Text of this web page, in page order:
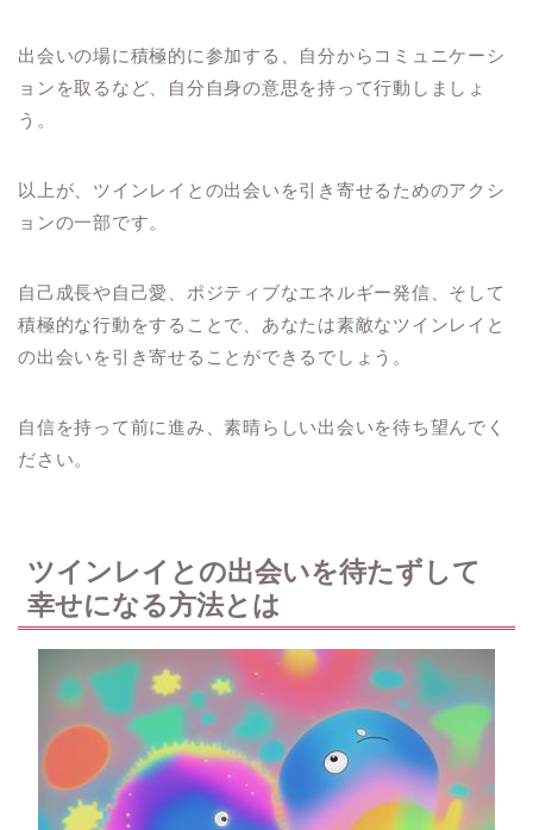
出会いの場に積極的に参加する、自分からコミュニケーシ
ョンを取るなど、自分自身の意思を持って行動しましょ
う。
以上が、ツインレイとの出会いを引き寄せるためのアクシ
ョンの一部です。
自己成長や自己愛、ポジティブなエネルギー発信、そして
積極的な行動をすることで、あなたは素敵なツインレイと
の出会いを引き寄せることができるでしょう。
自信を持って前に進み、素晴らしい出会いを待ち望んでく
ださい。
ツインレイとの出会いを待たずして
幸せになる方法とは